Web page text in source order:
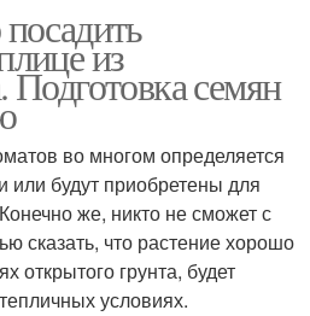
из
Подготовка семян
во многом определяется
будут приобретены для
же, никто не сможет с
сказать, что растение хорошо
открытого грунта, будет
условиях.